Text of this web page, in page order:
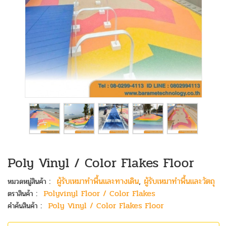
Poly Vinyl / Color Flakes Floor
หมวดหมู่สินค้า : ผู้รับเหมาทำพื้นและทางเดิน, ผู้รับเหมาทำพื้นและวัตถุ
ตราสินค้า : Polyvinyl Floor / Color Flakes
คำค้นสินค้า : Poly Vinyl / Color Flakes Floor